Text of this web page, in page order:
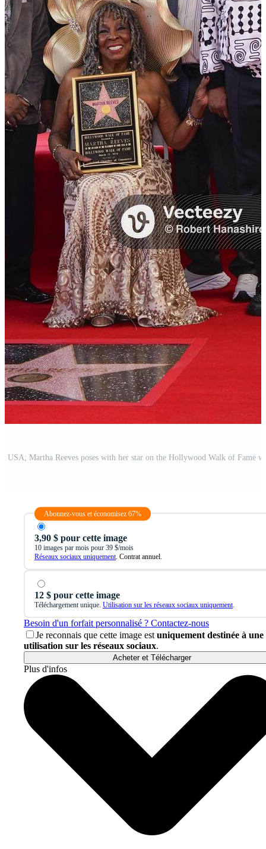
Abonnez-vous et économisez 67%
3,90 $ pour cette image
10 images par mois pour 39 $/mois
Réseaux sociaux uniquement . Contrat annuel.
12 $ pour cette image
Téléchargement unique. Utilisation sur les réseaux sociaux uniquement
Besoin d'un forfait personnalisé ? Contactez-nous
Je reconnais que cette image est uniquement destinée à une
utilisation sur les réseaux sociaux.
Acheter et Télécharger
Plus d'infos